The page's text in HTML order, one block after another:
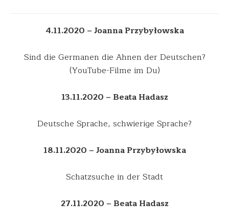
4.11.2020 – Joanna Przybyłowska
Sind die Germanen die Ahnen der Deutschen?
(YouTube-Filme im Du)
13.11.2020 – Beata Hadasz
Deutsche Sprache, schwierige Sprache?
18.11.2020 – Joanna Przybyłowska
Schatzsuche in der Stadt
27.11.2020 – Beata Hadasz